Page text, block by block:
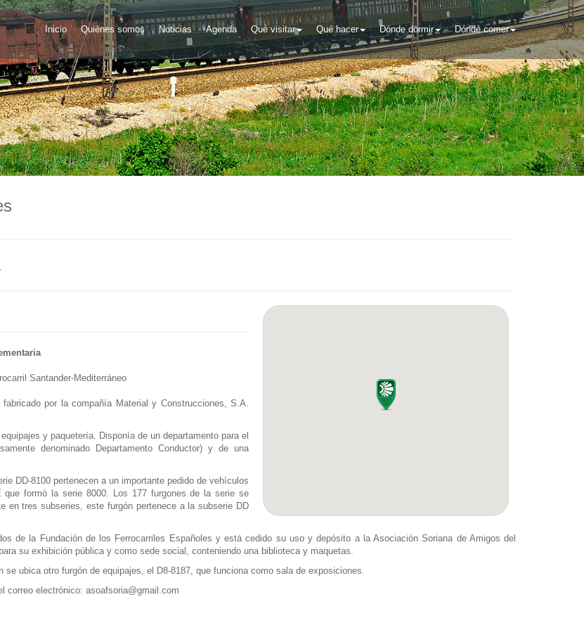
Inicio Quiénes somos Noticias Agenda Qué visitar Qué hacer Dónde dormir Dónde comer
Santander-Mediterráneo
fabricado por la compañía Material y Construcciones, S.A.
y paquetería. Disponía de un departamento para el
denominado Departamento Conductor) y de una
DD-8100 pertenecen a un importante pedido de vehículos
que formó la serie 8000. Los 177 furgones de la serie se
en tres subseries, este furgón pertenece a la subserie DD
de la Fundación de los Ferrocarriles Españoles y está cedido su uso y depósito a la Asociación Soriana de Amigos del
su exhibición pública y como sede social, conteniendo una biblioteca y maquetas.
se ubica otro furgón de equipajes, el D8-8187, que funciona como sala de exposiciones.
correo electrónico: asoafsoria@gmail.com